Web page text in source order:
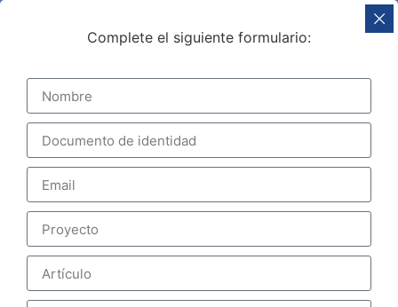
Complete el siguiente formulario: